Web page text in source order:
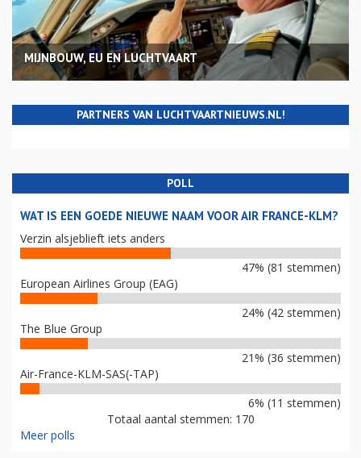
MIJNBOUW, EU EN LUCHTVAART
PARTNERS VAN LUCHTVAARTNIEUWS.NL!
POLL
WAT IS EEN GOEDE NIEUWE NAAM VOOR AIR FRANCE-KLM?
Verzin alsjeblieft iets anders
47% (81 stemmen)
European Airlines Group (EAG)
24% (42 stemmen)
The Blue Group
21% (36 stemmen)
Air-France-KLM-SAS(-TAP)
6% (11 stemmen)
Totaal aantal stemmen: 170
Meer polls